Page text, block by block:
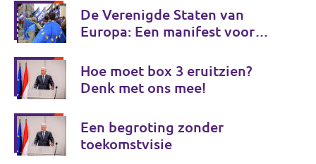
De Verenigde Staten van
Europa: Een manifest voor
Hoe moet box 3 eruitzien?
Denk met ons mee!
Een begroting zonder
toekomstvisie